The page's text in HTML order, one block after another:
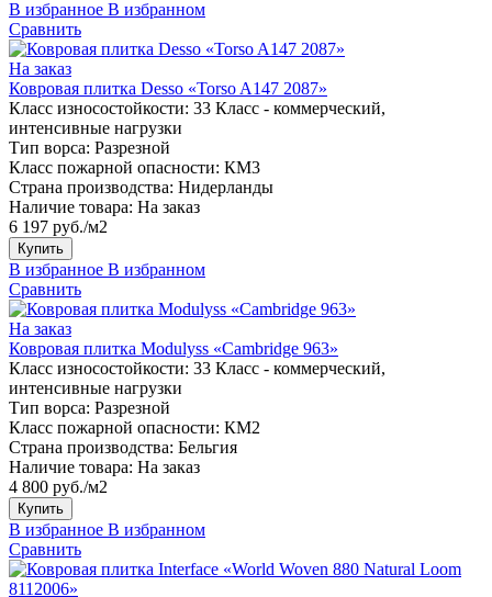
В избранное В избранном
Сравнить
На заказ
Ковровая плитка Desso «Torso A147 2087»
Класс износостойкости: 33 Класс - коммерческий,
интенсивные нагрузки
Тип ворса: Разрезной
Класс пожарной опасности: КМ3
Страна производства: Нидерланды
Наличие товара: На заказ
6 197 руб./м2
Купить
В избранное В избранном
Сравнить
На заказ
Ковровая плитка Modulyss «Cambridge 963»
Класс износостойкости: 33 Класс - коммерческий,
интенсивные нагрузки
Тип ворса: Разрезной
Класс пожарной опасности: КМ2
Страна производства: Бельгия
Наличие товара: На заказ
4 800 руб./м2
Купить
В избранное В избранном
Сравнить